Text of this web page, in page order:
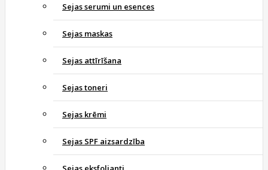
Sejas serumi un esences
Sejas maskas
Sejas attīrīšana
Sejas toneri
Sejas krēmi
Sejas SPF aizsardzība